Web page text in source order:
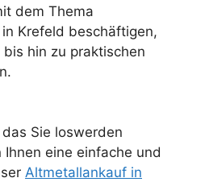
dem Thema
Krefeld beschäftigen,
hin zu praktischen
Sie loswerden
eine einfache und
Altmetallankauf in